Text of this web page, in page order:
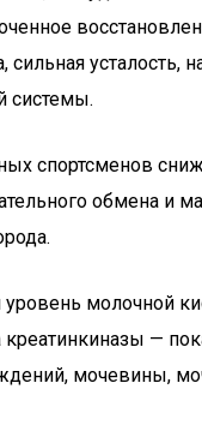
сильная усталость,
системы.
спортсменов
обмена и
уровень молочной
—
мочевины,